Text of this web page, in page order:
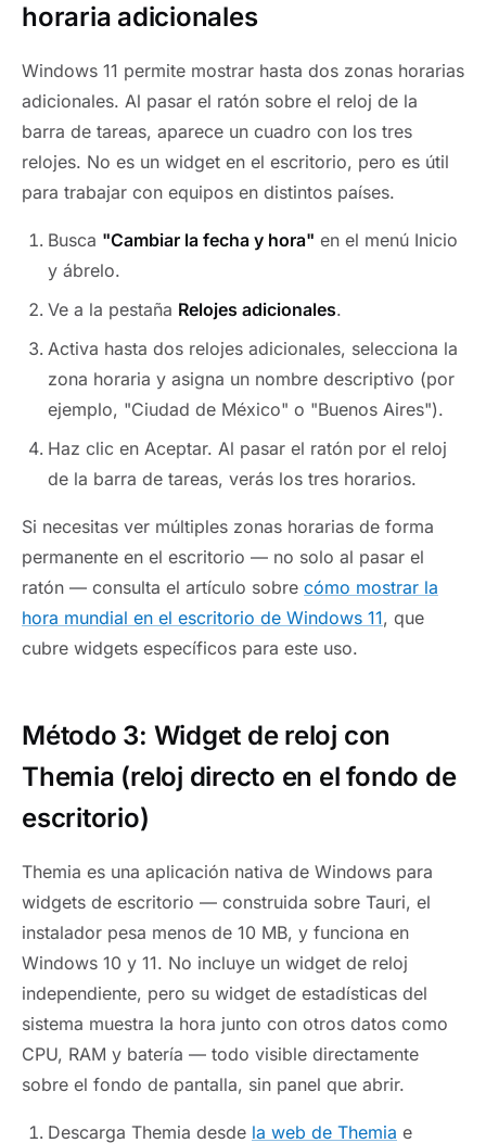
horaria adicionales
Windows 11 permite mostrar hasta dos zonas horarias
adicionales. Al pasar el ratón sobre el reloj de la
barra de tareas, aparece un cuadro con los tres
relojes. No es un widget en el escritorio, pero es útil
para trabajar con equipos en distintos países.
Busca "Cambiar la fecha y hora" en el menú Inicio
y ábrelo.
Ve a la pestaña Relojes adicionales.
Activa hasta dos relojes adicionales, selecciona la
zona horaria y asigna un nombre descriptivo (por
ejemplo, "Ciudad de México" o "Buenos Aires").
Haz clic en Aceptar. Al pasar el ratón por el reloj
de la barra de tareas, verás los tres horarios.
Si necesitas ver múltiples zonas horarias de forma
permanente en el escritorio — no solo al pasar el
ratón — consulta el artículo sobre cómo mostrar la
hora mundial en el escritorio de Windows 11, que
cubre widgets específicos para este uso.
Método 3: Widget de reloj con
Themia (reloj directo en el fondo de
escritorio)
Themia es una aplicación nativa de Windows para
widgets de escritorio — construida sobre Tauri, el
instalador pesa menos de 10 MB, y funciona en
Windows 10 y 11. No incluye un widget de reloj
independiente, pero su widget de estadísticas del
sistema muestra la hora junto con otros datos como
CPU, RAM y batería — todo visible directamente
sobre el fondo de pantalla, sin panel que abrir.
Descarga Themia desde la web de Themia e